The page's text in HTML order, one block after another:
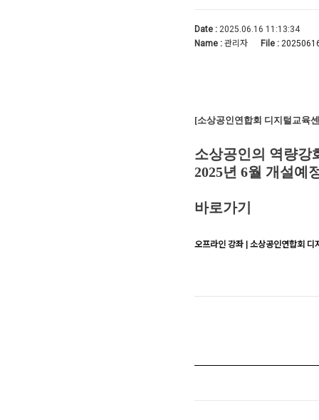
Date :2025.06.16 11:13:34
Name :관리자 File :
[소상공인연합회 디지털교육
소상공인의 역량강
2025년 6월 개설예
바로가기
오프라인 강좌 | 소상공인연합회 디